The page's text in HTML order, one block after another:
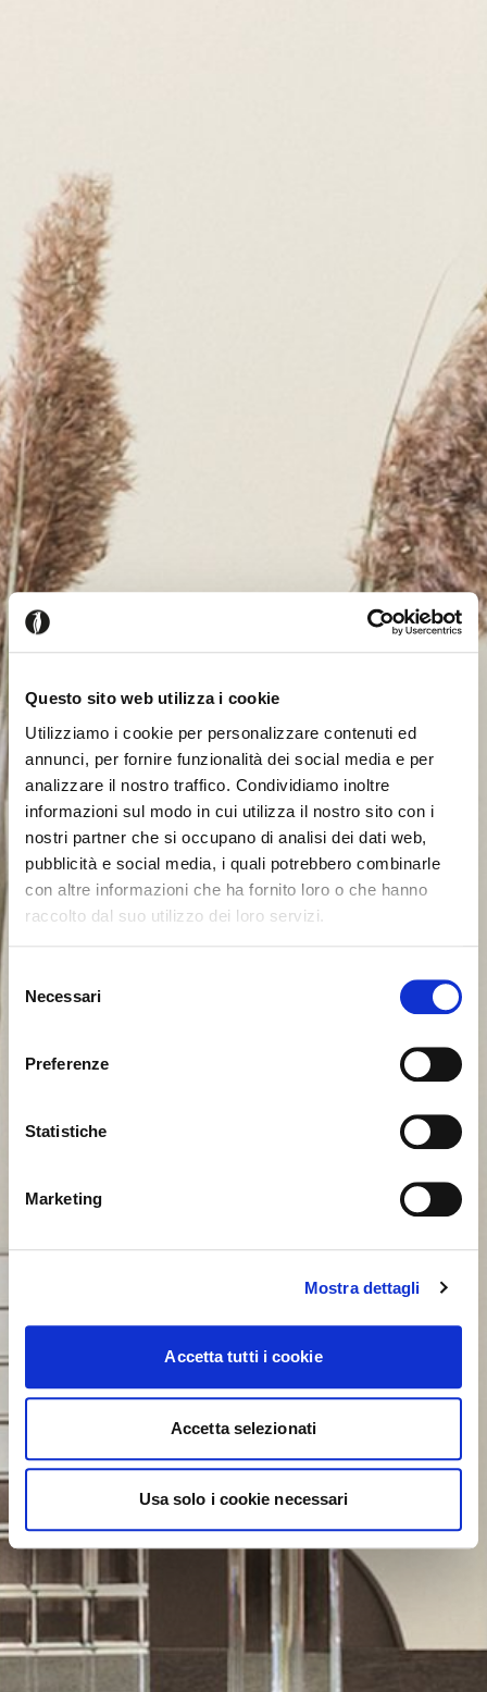
Questo sito web utilizza i cookie
Utilizziamo i cookie per personalizzare contenuti ed
annunci, per fornire funzionalità dei social media e per
analizzare il nostro traffico. Condividiamo inoltre
informazioni sul modo in cui utilizza il nostro sito con i
nostri partner che si occupano di analisi dei dati web,
pubblicità e social media, i quali potrebbero combinarle
con altre informazioni che ha fornito loro o che hanno
raccolto dal suo utilizzo dei loro servizi.
delNecessari
Preferenze
Statistiche
Marketing
Mostra dettagli
Accetta tutti i cookie
Accetta selezionati
Usa solo i cookie necessari
depuis un autre pays
Vous consultez actuellement le site Calligaris pour
France. Souhaitez-vous passer au site en États-Unis ?
Erreur de Connexion Fermer
pas que le mot de passe est sensible à la casse.